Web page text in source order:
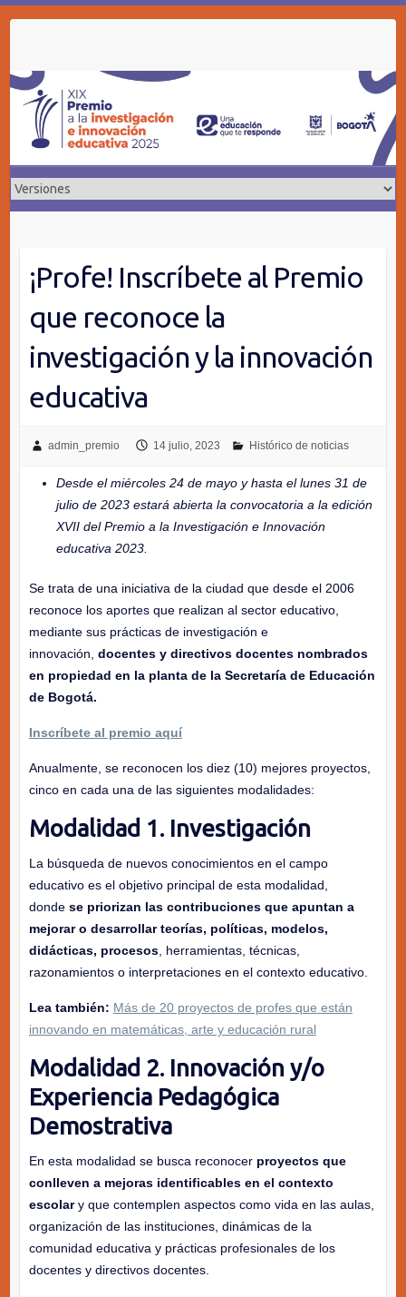
¡Profe! Inscríbete al Premio
que reconoce la
investigación y la innovación
educativa
admin_premio 14 julio, 2023 Histórico de noticias
Desde el miércoles 24 de mayo y hasta el lunes 31 de
julio de 2023 estará abierta la convocatoria a la edición
XVII del Premio a la Investigación e Innovación
educativa 2023.
Se trata de una iniciativa de la ciudad que desde el 2006
reconoce los aportes que realizan al sector educativo,
mediante sus prácticas de investigación e
innovación, docentes y directivos docentes nombrados
en propiedad en la planta de la Secretaría de Educación
de Bogotá.
Inscríbete al premio aquí
Anualmente, se reconocen los diez (10) mejores proyectos,
cinco en cada una de las siguientes modalidades:
Modalidad 1. Investigación
La búsqueda de nuevos conocimientos en el campo
educativo es el objetivo principal de esta modalidad,
donde se priorizan las contribuciones que apuntan a
mejorar o desarrollar teorías, políticas, modelos,
didácticas, procesos, herramientas, técnicas,
razonamientos o interpretaciones en el contexto educativo.
Lea también: Más de 20 proyectos de profes que están
innovando en matemáticas, arte y educación rural
Modalidad 2. Innovación y/o
Experiencia Pedagógica
Demostrativa
En esta modalidad se busca reconocer proyectos que
conlleven a mejoras identificables en el contexto
escolary que contemplen aspectos como vida en las aulas,
organización de las instituciones, dinámicas de la
comunidad educativa y prácticas profesionales de los
docentes y directivos docentes.